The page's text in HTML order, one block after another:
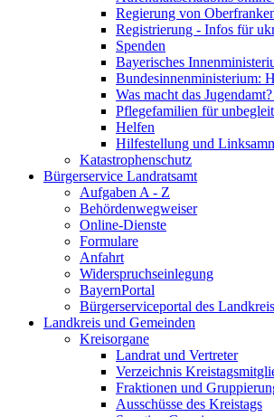
Regierung von
Registrierung - Infos für
Spenden
Bayerisches
Bundesinnenministerium:
Was macht das
Pflegefamilien für
Helfen
Hilfestellung und
Katastrophenschutz
Bürgerservice Landratsamt
Aufgaben A - Z
Behördenwegweiser
Online-Dienste
Formulare
Anfahrt
Widerspruchseinlegung
BayernPortal
Bürgerserviceportal des
Landkreis und Gemeinden
Kreisorgane
Landrat und Vertreter
Verzeichnis
Fraktionen und
Ausschüsse des Kreistags